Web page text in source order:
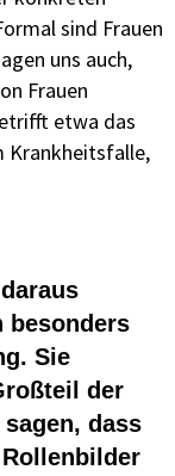
sind Frauen
uns auch,
Frauen
etwa das
Krankheitsfalle,
besonders
Sie
der
dass